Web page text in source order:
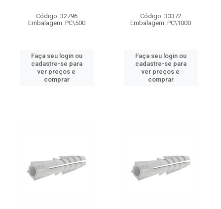
Código: 32796
Embalagem: PC\500
Faça seu login ou
cadastre-se para
ver preços e
comprar
Código: 33372
Embalagem: PC\1000
Faça seu login ou
cadastre-se para
ver preços e
comprar